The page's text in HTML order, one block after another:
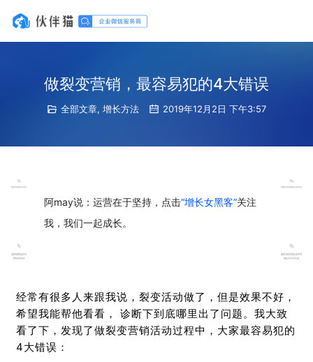
做裂变营销，最容易犯的4大错误
全部文章, 增长方法 2019年12月2日 下午3:57
阿may说：运营在于坚持，点击“增长女黑客”关注
我，我们一起成长。
经常有很多人来跟我说，裂变活动做了，但是效果不好，
希望我能帮他看看， 诊断下到底哪里出了问题。我大致
看了下，发现了做裂变营销活动过程中，大家最容易犯的
4大错误：